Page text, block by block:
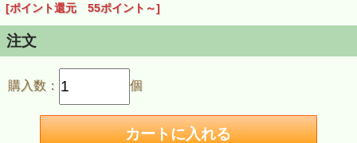
[ポイント還元 55ポイント～]
注文
購入数： 個